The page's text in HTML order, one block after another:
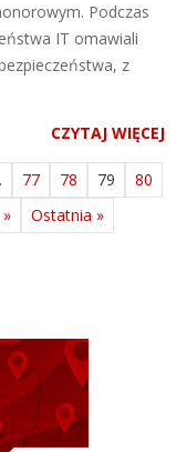
Podczas
IT omawiali
z
CZYTAJ WIĘCEJ
77 78 79
80
» Ostatnia »